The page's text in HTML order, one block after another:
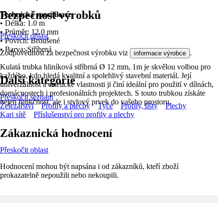
Technická specifikace:
• Délka: 1.0 m
• Průměr: 12.0 mm
• Povrch: Broušené
• Barva: Stříbrná
Kulatá trubka hliníková stříbrná Ø 12 mm, 1m je skvělou volbou pro
každého, kdo hledá kvalitní a spolehlivý stavební materiál. Její
univerzálnost a estetické vlastnosti ji činí ideální pro použití v dílnách,
domácnostech i profesionálních projektech. S touto trubkou získáte
nejen funkčnost, ale i stylový prvek do vašeho prostoru.
Bezpečnost výrobků
Přeskočit oblast
Zodpovědnost za bezpečnost výrobku viz informace výrobce .
Další kategorie
Přeskočit seznam
Železářství
Profily a plechy Tyče Profily, lišty
Plechy
Kari sítě
Příslušenství pro profily a plechy
Zákaznická hodnocení
Přeskočit oblast
Hodnocení mohou být napsána i od zákazníků, kteří zboží
prokazatelně nepoužili nebo nekoupili.